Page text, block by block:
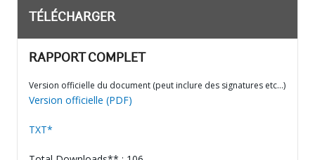
TÉLÉCHARGER
RAPPORT COMPLET
Version officielle du document (peut inclure des signatures etc…)
Version officielle (PDF)
TXT*